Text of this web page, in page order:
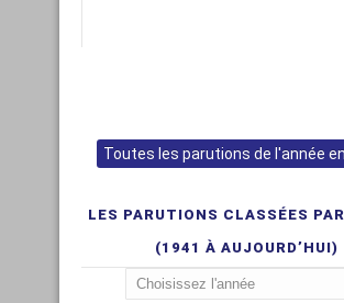
Toutes les parutions de l'année
LES PARUTIONS CLASSÉES
(1941 À AUJOURD’HUI)